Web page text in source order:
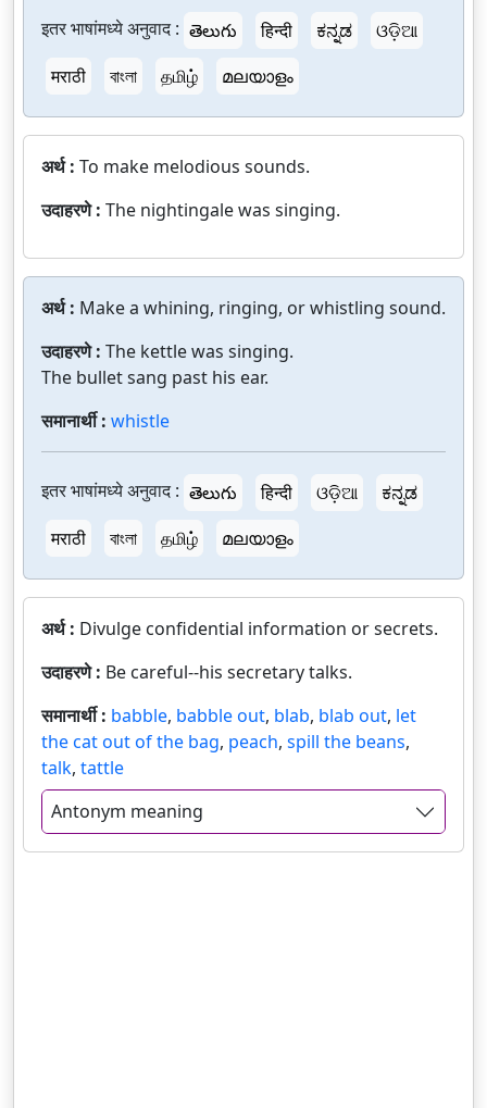
इतर भाषांमध्ये अनुवाद : తెలుగు हिन्दी ಕನ್ನಡ
ଓଡ଼ିଆ
मराठी
বাংলা தமிழ் മലയാളം
अर्थ : To make melodious sounds.
उदाहरणे : The nightingale was singing.
अर्थ : Make a whining, ringing, or whistling sound.
उदाहरणे : The kettle was singing.
The bullet sang past his ear.
समानार्थी : whistle
इतर भाषांमध्ये अनुवाद : తెలుగు हिन्दी ଓଡ଼ିଆ
ಕನ್ನಡ
मराठी
বাংলা தமிழ் മലയാളം
अर्थ : Divulge confidential information or secrets.
उदाहरणे : Be careful--his secretary talks.
समानार्थी : babble, babble out, blab, blab out, let
the cat out of the bag, peach, spill the beans,
talk, tattle
Antonym meaning